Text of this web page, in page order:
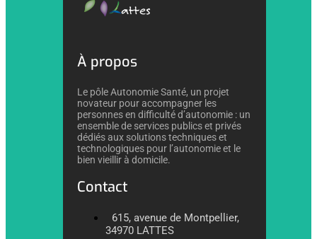
À propos
Le pôle Autonomie Santé, un projet
novateur pour accompagner les
personnes en difficulté d’autonomie : un
ensemble de services publics et privés
dédiés aux solutions techniques et
technologiques pour l’autonomie et le
bien vieillir à domicile.
Contact
615, avenue de Montpellier,
34970 LATTES